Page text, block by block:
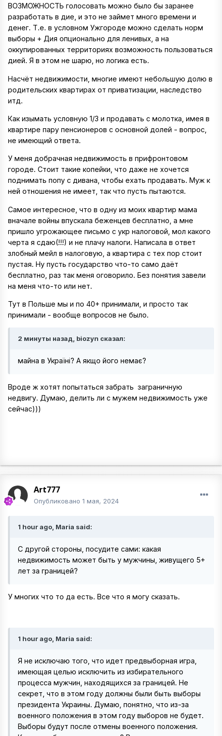
ВОЗМОЖНОСТЬ голосовать можно было бы заранее
разработать в дие, и это не займет много времени и
денег. Т.е. в условном Ужгороде можно сделать норм
выборы + Дия опционально для ленивых, а на
оккупированных территориях возможность пользоваться
дией. Я в этом не шарю, но логика есть.
Насчёт недвижимости, многие имеют небольшую долю в
родительских квартирах от приватизации, наследство
итд.
Как изымать условную 1/3 и продавать с молотка, имея в
квартире пару пенсионеров с основной долей - вопрос,
не имеющий ответа.
У меня добрачная недвижимость в прифронтовом
городе. Стоит такие копейки, что даже не хочется
поднимать попу с дивана, чтобы ехать продавать. Муж к
ней отношения не имеет, так что пусть пытаются.
Самое интересное, что в одну из моих квартир мама
вначале войны впускала беженцев бесплатно, а мне
пришло угрожающее письмо с укр налоговой, мол какого
черта я сдаю(!!!) и не плачу налоги. Написала в ответ
злобный мейл в налоговую, а квартира с тех пор стоит
пустая. Ну пусть государство что-то само даёт
бесплатно, раз так меня оговорило. Без понятия завели
на меня что-то или нет.
Тут в Польше мы и по 40+ принимали, и просто так
принимали - вообще вопросов не было.
2 минуты назад, biozyn сказал:
майна в Україні? А якщо його немає?
Вроде ж хотят попытаться забрать заграничную
недвигу. Думаю, делить ли с мужем недвижимость уже
сейчас)))
Art777
Опубликовано 1 мая, 2024
1 hour ago, Maria said:
C другой стороны, посудите сами: какая
недвижимость может быть у мужчины, живущего 5+
лет за границей?
У многих что то да есть. Все что я могу сказать.
1 hour ago, Maria said:
Я не исключаю того, что идет предвыборная игра,
имеющая целью исключить из избирательного
процесса мужчин, находящихся за границей. Не
секрет, что в этом году должны были быть выборы
президента Украины. Думаю, понятно, что из-за
военного положения в этом году выборов не будет.
Выборы будут после отмены военного положения.